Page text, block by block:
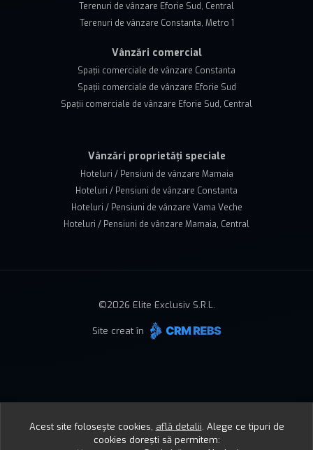
Terenuri de vânzare Eforie Sud, Central
Terenuri de vânzare Constanta, Metro 1
Vânzări comercial
Spații comerciale de vânzare Constanta
Spații comerciale de vânzare Eforie Sud
Spații comerciale de vânzare Eforie Sud, Central
Vânzări proprietăți speciale
Hoteluri / Pensiuni de vânzare Mamaia
Hoteluri / Pensiuni de vânzare Constanta
Hoteluri / Pensiuni de vânzare Vama Veche
Hoteluri / Pensiuni de vânzare Mamaia, Central
©2026 Elite Exclusiv S.R.L.
Site creat în
Acest site folosește cookies, află detalii. Alege ce tipuri de
cookies dorești să permitem: